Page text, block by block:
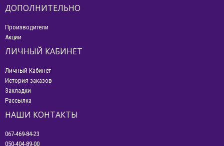
ДОПОЛНИТЕЛЬНО
Производители
Акции
ЛИЧНЫЙ КАБИНЕТ
Личный Кабинет
История заказов
Закладки
Рассылка
НАШИ КОНТАКТЫ
067-469-84-23
050-404-89-00